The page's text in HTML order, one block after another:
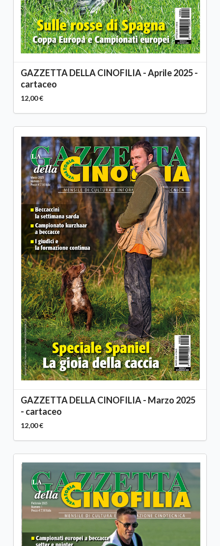
GAZZETTA DELLA CINOFILIA - Aprile 2025 -
cartaceo
12,00 €
GAZZETTA DELLA CINOFILIA - Marzo 2025
- cartaceo
12,00 €